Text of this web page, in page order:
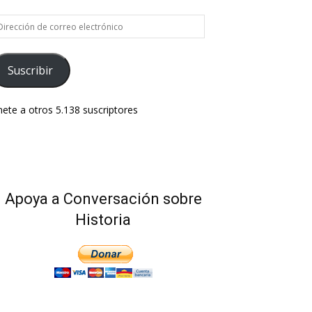
Suscribir
a otros 5.138 suscriptores
Apoya a Conversación sobre
Historia